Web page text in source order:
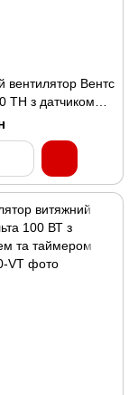
вентилятор Вентс
ТН з датчиком